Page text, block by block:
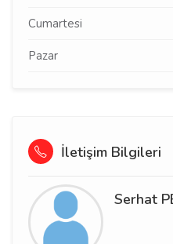
Cumartesi
Pazar
İletişim Bilgileri
Serhat